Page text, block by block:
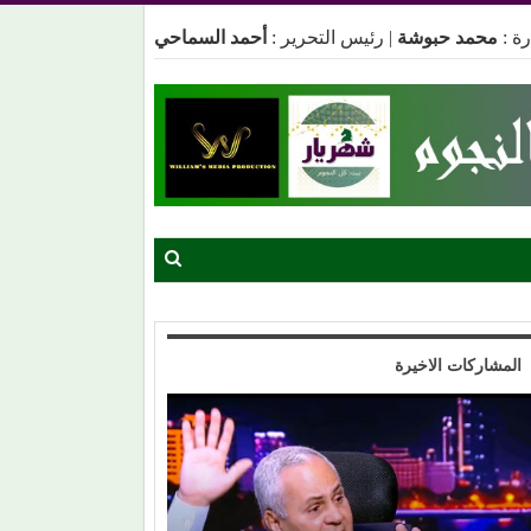
: محمد حبوشة | رئيس التحرير : أحمد السماحي
المشاركات الاخيرة